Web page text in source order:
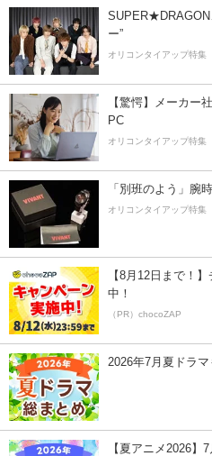
SUPER★DRAGON
ー”
オリコンタイアップ特集
【驚愕】メーカー
PC
オリコンタイアップ特集
「別班のよう」腕
オリコンタイアップ特集
【8月12日まで！
中！
（PR）chocoZAP
2026年7月夏ドラ
【夏アニメ2026】